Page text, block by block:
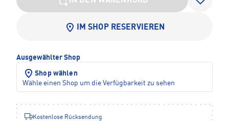
IM SHOP RESERVIEREN
Ausgewählter Shop
Shop wählen
Wähle einen Shop um die Verfügbarkeit zu sehen
Kostenlose Rücksendung